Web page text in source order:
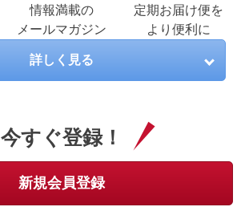
情報満載の
メールマガジン
定期お届け便を
より便利に
詳しく見る
今すぐ登録！